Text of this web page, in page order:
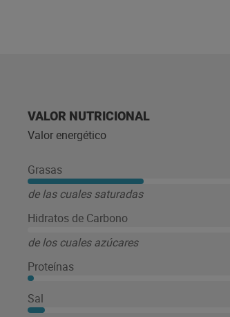
VALOR NUTRICIONAL
Valor energético
Grasas
de las cuales saturadas
Hidratos de Carbono
de los cuales azúcares
Proteínas
Sal